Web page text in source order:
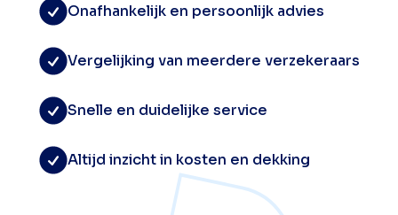
Onafhankelijk en persoonlijk advies
Vergelijking van meerdere verzekeraars
Snelle en duidelijke service
Altijd inzicht in kosten en dekking